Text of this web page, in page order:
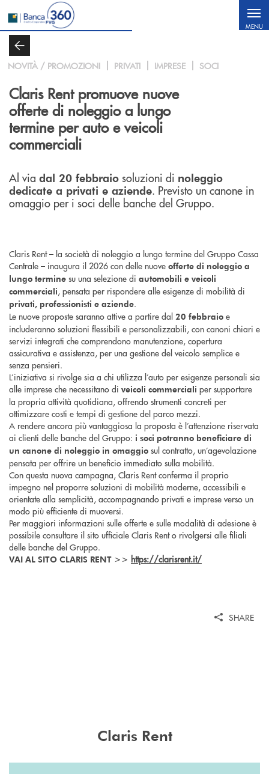
Salta al contenuto principale
MENU
NOVITÀ / PROMOZIONI PRIVATI IMPRESE SOCI
Claris Rent promuove nuove
offerte di noleggio a lungo
termine per auto e veicoli
commerciali
Al via dal 20 febbraio soluzioni di noleggio
dedicate a privati e aziende. Previsto un canone in
omaggio per i soci delle banche del Gruppo.
Claris Rent – la società di noleggio a lungo termine del Gruppo Cassa
Centrale – inaugura il 2026 con delle nuove offerte di noleggio a
lungo termine su una selezione di automobili e veicoli
commerciali, pensata per rispondere alle esigenze di mobilità di
privati, professionisti e aziende.
Le nuove proposte saranno attive a partire dal 20 febbraio e
includeranno soluzioni flessibili e personalizzabili, con canoni chiari e
servizi integrati che comprendono manutenzione, copertura
assicurativa e assistenza, per una gestione del veicolo semplice e
senza pensieri.
L’iniziativa si rivolge sia a chi utilizza l’auto per esigenze personali sia
alle imprese che necessitano di veicoli commerciali per supportare
la propria attività quotidiana, offrendo strumenti concreti per
ottimizzare costi e tempi di gestione del parco mezzi.
A rendere ancora più vantaggiosa la proposta è l’attenzione riservata
ai clienti delle banche del Gruppo: i soci potranno beneficiare di
un canone di noleggio in omaggio sul contratto, un’agevolazione
pensata per offrire un beneficio immediato sulla mobilità.
Con questa nuova campagna, Claris Rent conferma il proprio
impegno nel proporre soluzioni di mobilità moderne, accessibili e
orientate alla semplicità, accompagnando privati e imprese verso un
modo più efficiente di muoversi.
Per maggiori informazioni sulle offerte e sulle modalità di adesione è
possibile consultare il sito ufficiale Claris Rent o rivolgersi alle filiali
delle banche del Gruppo.
VAI AL SITO CLARIS RENT >> https://clarisrent.it/
SHARE
Claris Rent